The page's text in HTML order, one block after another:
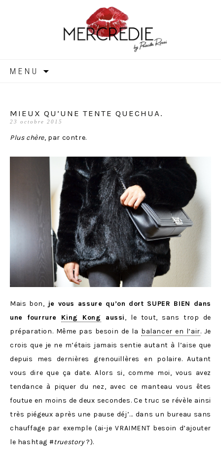
MERCREDIE
MENU
MIEUX QU’UNE TENTE QUECHUA.
23 octobre 2015
Plus chère, par contre.
Mais bon, je vous assure qu’on dort SUPER BIEN dans
une fourrure King Kong aussi, le tout, sans trop de
préparation. Même pas besoin de la balancer en l’air. Je
crois que je ne m’étais jamais sentie autant à l’aise que
depuis mes dernières grenouillères en polaire. Autant
vous dire que ça date. Alors si, comme moi, vous avez
tendance à piquer du nez, avec ce manteau vous êtes
foutue en moins de deux secondes. Ce truc se révèle ainsi
très piégeux après une pause déj’… dans un bureau sans
chauffage par exemple (ai-je VRAIMENT besoin d’ajouter
le hashtag #truestory?).